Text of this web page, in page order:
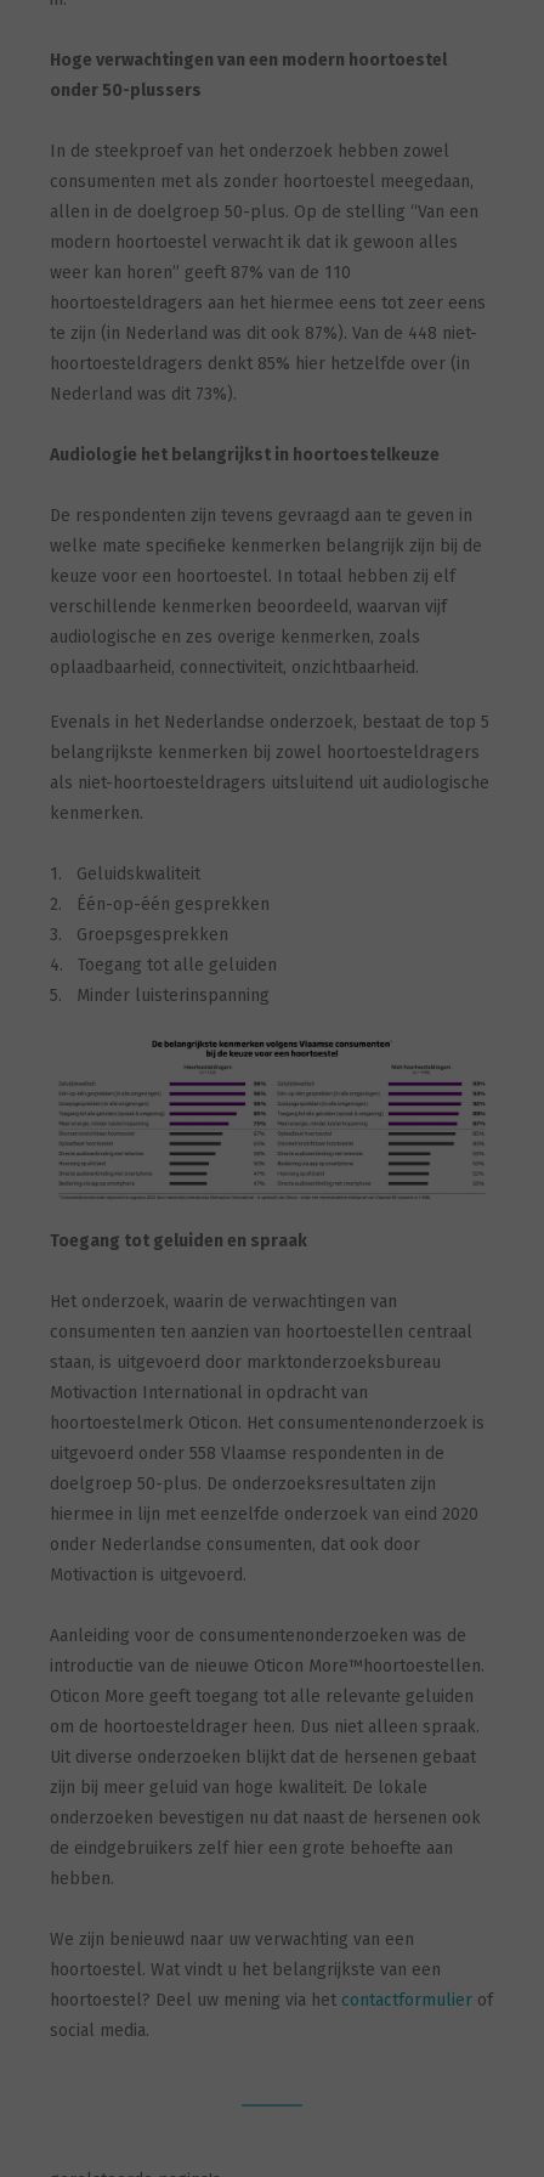
Hoge verwachtingen van een modern hoortoestel
onder 50-plussers
In de steekproef van het onderzoek hebben zowel
consumenten met als zonder hoortoestel meegedaan,
allen in de doelgroep 50-plus. Op de stelling “Van een
modern hoortoestel verwacht ik dat ik gewoon alles
weer kan horen” geeft 87% van de 110
hoortoesteldragers aan het hiermee eens tot zeer eens
te zijn (in Nederland was dit ook 87%). Van de 448 niet-
hoortoesteldragers denkt 85% hier hetzelfde over (in
Nederland was dit 73%).
Audiologie het belangrijkst in hoortoestelkeuze
De respondenten zijn tevens gevraagd aan te geven in
welke mate specifieke kenmerken belangrijk zijn bij de
keuze voor een hoortoestel. In totaal hebben zij elf
verschillende kenmerken beoordeeld, waarvan vijf
audiologische en zes overige kenmerken, zoals
oplaadbaarheid, connectiviteit, onzichtbaarheid.
Evenals in het Nederlandse onderzoek, bestaat de top 5
belangrijkste kenmerken bij zowel hoortoesteldragers
als niet-hoortoesteldragers uitsluitend uit audiologische
kenmerken.
1. Geluidskwaliteit
2. Één-op-één gesprekken
3. Groepsgesprekken
4. Toegang tot alle geluiden
5. Minder luisterinspanning
Toegang tot geluiden en spraak
Het onderzoek, waarin de verwachtingen van
consumenten ten aanzien van hoortoestellen centraal
staan, is uitgevoerd door marktonderzoeksbureau
Motivaction International in opdracht van
hoortoestelmerk Oticon. Het consumentenonderzoek is
uitgevoerd onder 558 Vlaamse respondenten in de
doelgroep 50-plus. De onderzoeksresultaten zijn
hiermee in lijn met eenzelfde onderzoek van eind 2020
onder Nederlandse consumenten, dat ook door
Motivaction is uitgevoerd.
Aanleiding voor de consumentenonderzoeken was de
introductie van de nieuwe Oticon More™hoortoestellen.
Oticon More geeft toegang tot alle relevante geluiden
om de hoortoesteldrager heen. Dus niet alleen spraak.
Uit diverse onderzoeken blijkt dat de hersenen gebaat
zijn bij meer geluid van hoge kwaliteit. De lokale
onderzoeken bevestigen nu dat naast de hersenen ook
de eindgebruikers zelf hier een grote behoefte aan
hebben.
We zijn benieuwd naar uw verwachting van een
hoortoestel. Wat vindt u het belangrijkste van een
hoortoestel? Deel uw mening via het contactformulier of
social media.